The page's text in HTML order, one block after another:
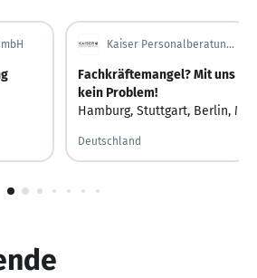
Kaiser Personalberatung GmbH
Fachkräftemangel? Mit uns
kein Problem!
Hamburg, Stuttgart, Berlin,
Deutschland
1